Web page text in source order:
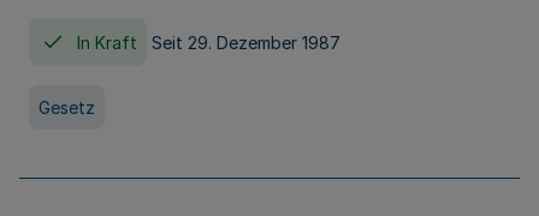
In Kraft Seit 29. Dezember 1987
Gesetz